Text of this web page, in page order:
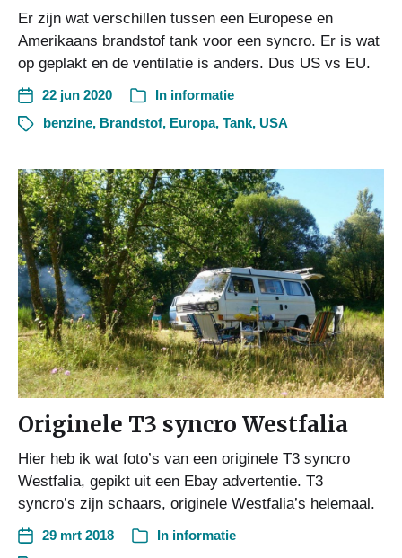
Er zijn wat verschillen tussen een Europese en
Amerikaans brandstof tank voor een syncro. Er is wat
op geplakt en de ventilatie is anders. Dus US vs EU.
22 jun 2020 In informatie
benzine, Brandstof, Europa, Tank, USA
Originele T3 syncro Westfalia
Hier heb ik wat foto’s van een originele T3 syncro
Westfalia, gepikt uit een Ebay advertentie. T3
syncro’s zijn schaars, originele Westfalia’s helemaal.
29 mrt 2018 In informatie